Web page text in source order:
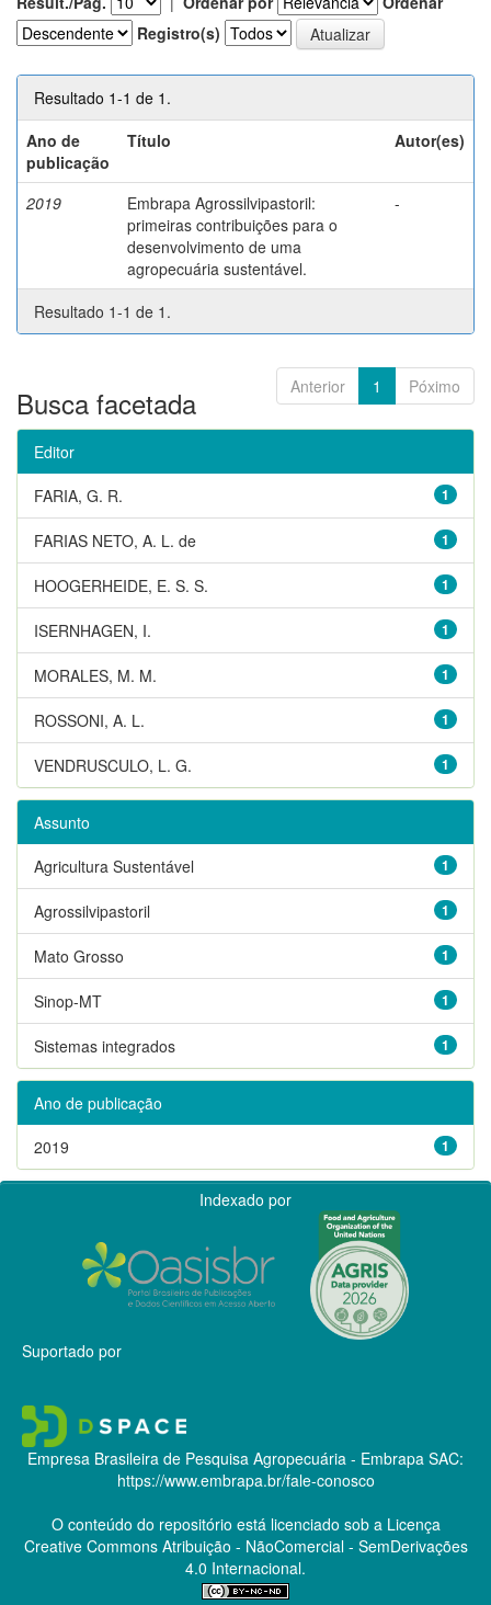
Registro(s)
Resultado 1-1 de 1.
Ano de
publicação
Título Autor(es)
2019
Embrapa Agrossilvipastoril:
primeiras contribuições para o
desenvolvimento de uma
agropecuária sustentável.
-
Resultado 1-1 de 1.
Anterior 1 Póximo
Busca facetada
Editor
1
FARIA, G. R.
1
FARIAS NETO, A. L. de
1
HOOGERHEIDE, E. S. S.
1
ISERNHAGEN, I.
1
MORALES, M. M.
1
ROSSONI, A. L.
1
VENDRUSCULO, L. G.
Assunto
1
Agricultura Sustentável
1
Agrossilvipastoril
1
Mato Grosso
1
Sinop-MT
1
Sistemas integrados
Ano de publicação
1
2019
Indexado por
Suportado por
Empresa Brasileira de Pesquisa Agropecuária - Embrapa SAC:
https://www.embrapa.br/fale-conosco
O conteúdo do repositório está licenciado sob a Licença
Creative CommonsAtribuição - NãoComercial - SemDerivações
4.0 Internacional.